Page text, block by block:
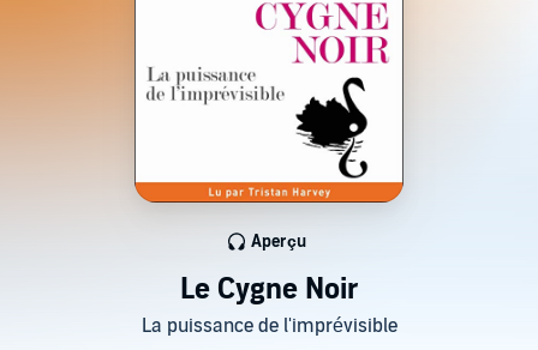
Le Cygne Noir
La puissance de l'imprévisible
Aperçu